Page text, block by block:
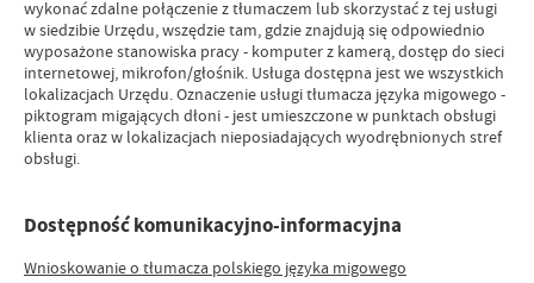
wykonać zdalne połączenie z tłumaczem lub skorzystać z tej usługi
w siedzibie Urzędu, wszędzie tam, gdzie znajdują się odpowiednio
wyposażone stanowiska pracy - komputer z kamerą, dostęp do sieci
internetowej, mikrofon/głośnik. Usługa dostępna jest we wszystkich
lokalizacjach Urzędu. Oznaczenie usługi tłumacza języka migowego -
piktogram migających dłoni - jest umieszczone w punktach obsługi
klienta oraz w lokalizacjach nieposiadających wyodrębnionych stref
obsługi.
Dostępność komunikacyjno-informacyjna
Wnioskowanie o tłumacza polskiego języka migowego